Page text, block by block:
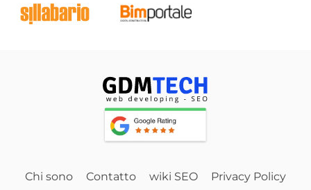
Chi sono Contatto wiki SEO Privacy Policy